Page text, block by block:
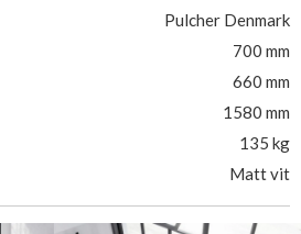
Pulcher Denmark
700 mm
660 mm
1580 mm
135 kg
Matt vit